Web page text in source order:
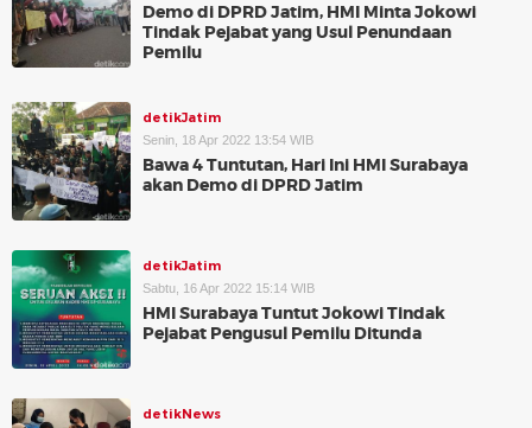
Demo di DPRD Jatim, HMI Minta Jokowi
Tindak Pejabat yang Usul Penundaan
Pemilu
detikJatim
Senin, 18 Apr 2022 13:54 WIB
Bawa 4 Tuntutan, Hari Ini HMI Surabaya
akan Demo di DPRD Jatim
detikJatim
Sabtu, 16 Apr 2022 15:14 WIB
HMI Surabaya Tuntut Jokowi Tindak
Pejabat Pengusul Pemilu Ditunda
detikNews